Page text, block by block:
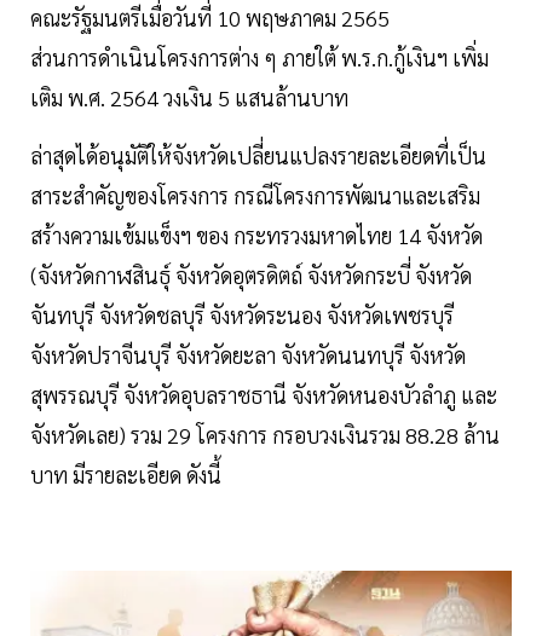
คณะรัฐมนตรีเมื่อวันที่ 10 พฤษภาคม 2565
ส่วนการดำเนินโครงการต่าง ๆ ภายใต้ พ.ร.ก.กู้เงินฯ เพิ่ม
เติม พ.ศ. 2564 วงเงิน 5 แสนล้านบาท
ล่าสุดได้อนุมัติให้จังหวัดเปลี่ยนแปลงรายละเอียดที่เป็น
สาระสำคัญของโครงการ กรณีโครงการพัฒนาและเสริม
สร้างความเข้มแข็งฯ ของ กระทรวงมหาดไทย 14 จังหวัด
(จังหวัดกาฬสินธุ์ จังหวัดอุตรดิตถ์ จังหวัดกระบี่ จังหวัด
จันทบุรี จังหวัดชลบุรี จังหวัดระนอง จังหวัดเพชรบุรี
จังหวัดปราจีนบุรี จังหวัดยะลา จังหวัดนนทบุรี จังหวัด
สุพรรณบุรี จังหวัดอุบลราชธานี จังหวัดหนองบัวลำภู และ
จังหวัดเลย) รวม 29 โครงการ กรอบวงเงินรวม 88.28 ล้าน
บาท มีรายละเอียด ดังนี้